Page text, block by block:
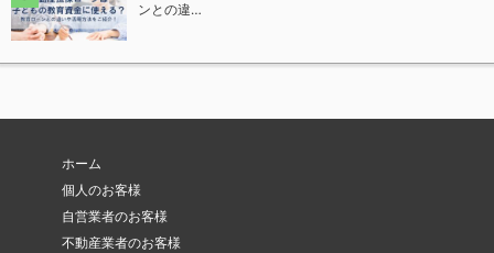
ンとの違…
ホーム
個人のお客様
自営業者のお客様
不動産業者のお客様